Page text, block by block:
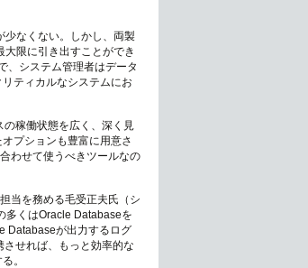
なくない。しかし、両製
限に引き出すことができ
、システム管理者はデータ
ティカルなシステムにお
稼働状態を広く、深く見
プションも豊富に用意さ
わせて使うべきツールなの
当を務める毛受正夫氏（シ
多くはOracle Databaseを
Databaseが出力するログ
せれば、もっと効率的な
。